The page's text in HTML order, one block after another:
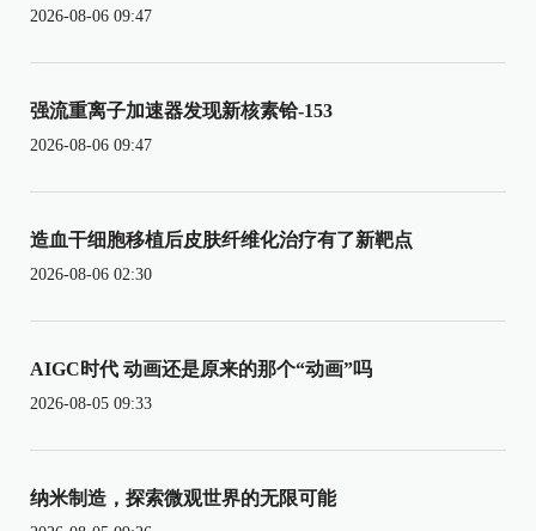
2026-08-06 09:47
强流重离子加速器发现新核素铪-153
2026-08-06 09:47
造血干细胞移植后皮肤纤维化治疗有了新靶点
2026-08-06 02:30
AIGC时代 动画还是原来的那个“动画”吗
2026-08-05 09:33
纳米制造，探索微观世界的无限可能